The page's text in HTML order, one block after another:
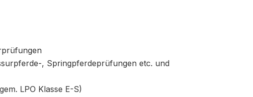
, Springpferdeprüfungen etc. und
LPO Klasse E-S)